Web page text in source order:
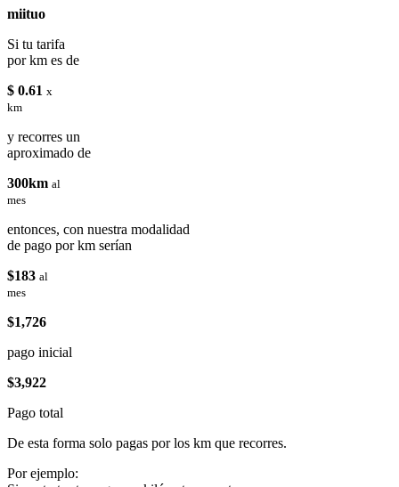
miituo
Si tu tarifa
por km es de
$ 0.61 x
km
y recorres un
aproximado de
300km al
mes
entonces, con nuestra modalidad
de pago por km serían
$183 al
mes
$1,726
pago inicial
$3,922
Pago total
De esta forma solo pagas por los km que recorres.
Por ejemplo: